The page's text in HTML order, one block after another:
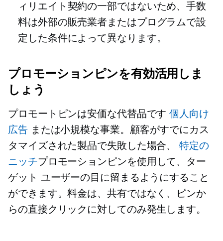
ィリエイト契約の一部ではないため、手数
料は外部の販売業者またはプログラムで設
定した条件によって異なります。
プロモーションピンを有効活用しま
しょう
プロモートピンは安価な代替品です個人向け
広告または小規模な事業。顧客がすでにカス
タマイズされた製品で失敗した場合、特定の
ニッチプロモーションピンを使用して、ター
ゲット ユーザーの目に留まるようにすること
ができます。料金は、共有ではなく、ピンか
らの直接クリックに対してのみ発生します。